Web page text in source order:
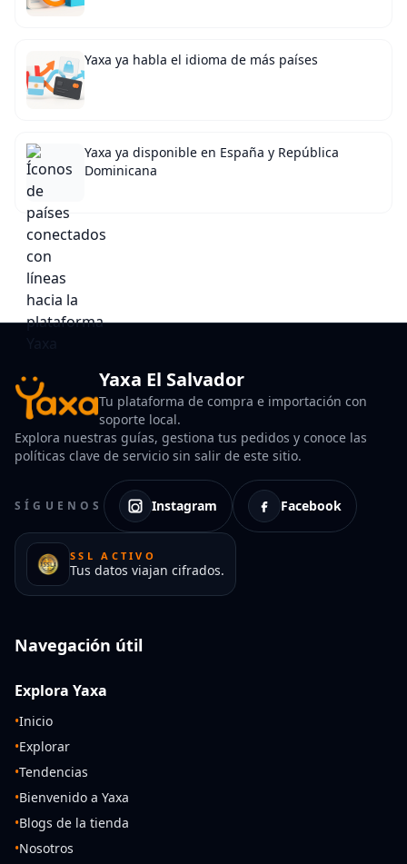
Yaxa ya habla el idioma de más países
Yaxa ya disponible en España y República
Dominicana
Yaxa El Salvador
Tu plataforma de compra e importación con
soporte local.
Explora nuestras guías, gestiona tus pedidos y conoce las
políticas clave de servicio sin salir de este sitio.
SÍGUENOS Instagram Facebook
SSL ACTIVO
Tus datos viajan cifrados.
Navegación útil
Explora Yaxa
•Inicio
•Explorar
•Tendencias
•Bienvenido a Yaxa
•Blogs de la tienda
•Nosotros